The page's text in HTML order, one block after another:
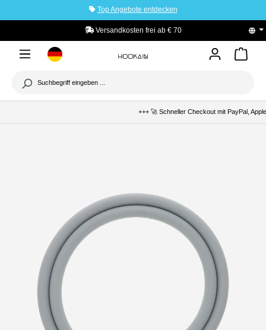
Top Angebote entdecken
Versandkosten frei ab € 70 PayPal
+++ 🚀 Schneller Checkout mit PayPal, Apple